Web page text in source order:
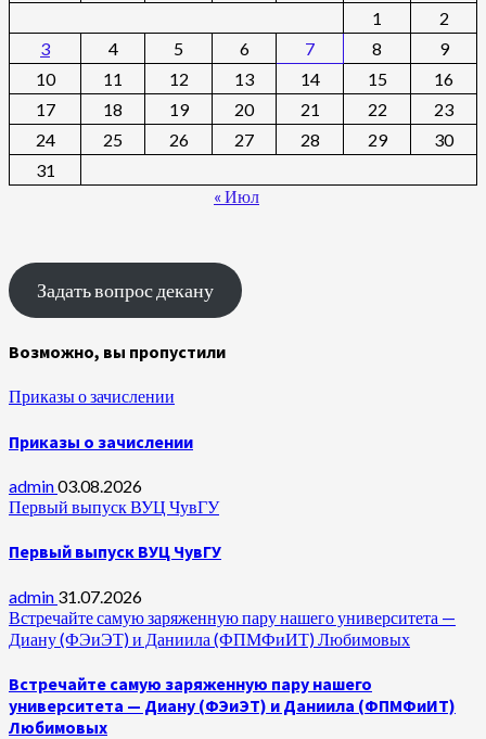
1
2
3
4 5 6 7 8
9
10
11 12 13 14 15
16
17
18 19 20 21 22
23
24
25 26 27 28 29
30
31
« Июл
Задать вопрос декану
Возможно, вы пропустили
Приказы о зачислении
Приказы о зачислении
admin03.08.2026
Первый выпуск ВУЦ ЧувГУ
Первый выпуск ВУЦ ЧувГУ
admin 31.07.2026
Встречайте самую заряженную пару нашего университета —
Диану (ФЭиЭТ) и Даниила (ФПМФиИТ) Любимовых
Встречайте самую заряженную пару нашего
университета — Диану (ФЭиЭТ) и Даниила (ФПМФиИТ)
Любимовых